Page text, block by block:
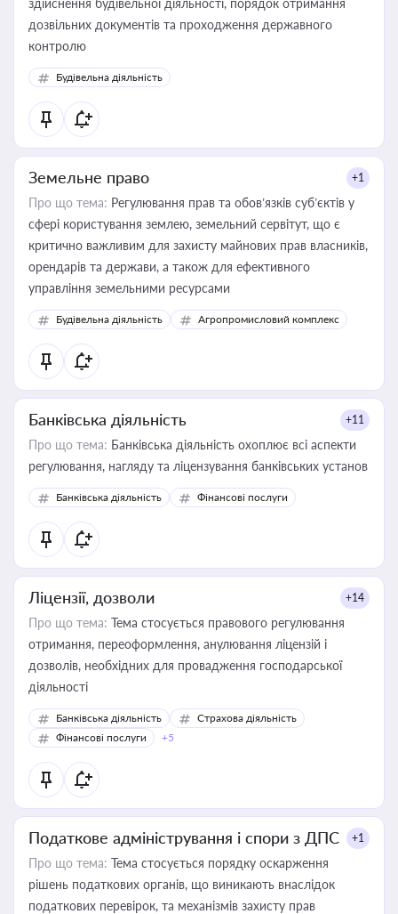
здійснення будівельної діяльності, порядок отримання
дозвільних документів та проходження державного
контролю
Будівельна діяльність
Земельне право +1
Про що тема: Регулювання прав та обов’язків суб’єктів у
сфері користування землею, земельний сервітут, що є
критично важливим для захисту майнових прав власників,
орендарів та держави, а також для ефективного
управління земельними ресурсами
Будівельна діяльність Агропромисловий комплекс
Банківська діяльність +11
Про що тема: Банківська діяльність охоплює всі аспекти
регулювання, нагляду та ліцензування банківських установ
Банківська діяльність Фінансові послуги
Ліцензії, дозволи +14
Про що тема: Тема стосується правового регулювання
отримання, переоформлення, анулювання ліцензій і
дозволів, необхідних для провадження господарської
діяльності
Банківська діяльність
Страхова діяльність
Фінансові послуги
+5
Податкове адміністрування і спори з ДПС +1
Про що тема: Тема стосується порядку оскарження
рішень податкових органів, що виникають внаслідок
податкових перевірок, та механізмів захисту прав